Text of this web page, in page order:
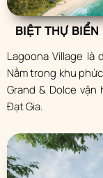
BIỆT THỰ BIỂN
Lagoona Village
Nằm trong khu
Grand & Dolce
Đạt Gia.